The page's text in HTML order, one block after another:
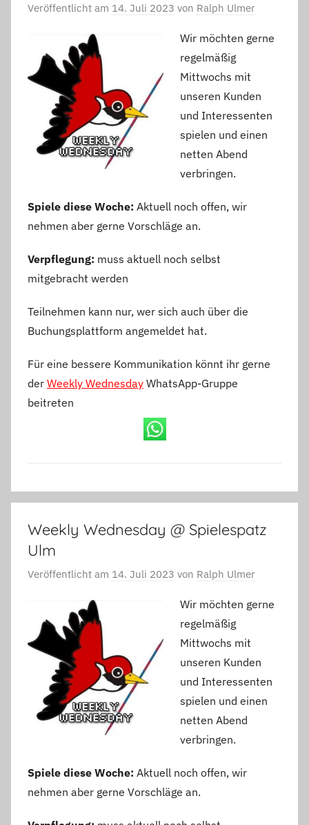
Veröffentlicht am 14. Juli 2023 von Ralph Ulmer
Wir möchten gerne
regelmäßig
Mittwochs mit
unseren Kunden
und Interessenten
spielen und einen
netten Abend
verbringen.
Spiele diese Woche: Aktuell noch offen, wir
nehmen aber gerne Vorschläge an.
Verpflegung: muss aktuell noch selbst
mitgebracht werden
Teilnehmen kann nur, wer sich auch über die
Buchungsplattform angemeldet hat.
Für eine bessere Kommunikation könnt ihr gerne
der Weekly Wednesday WhatsApp-Gruppe
beitreten
Weekly Wednesday @ Spielespatz
Ulm
Veröffentlicht am 14. Juli 2023 von Ralph Ulmer
Wir möchten gerne
regelmäßig
Mittwochs mit
unseren Kunden
und Interessenten
spielen und einen
netten Abend
verbringen.
Spiele diese Woche: Aktuell noch offen, wir
nehmen aber gerne Vorschläge an.